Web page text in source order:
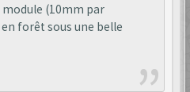
(10mm par
forêt sous une belle